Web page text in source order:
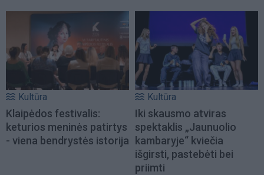
Kultūra
Klaipėdos festivalis:
keturios meninės patirtys
- viena bendrystės istorija
Kultūra
Iki skausmo atviras
spektaklis „Jaunuolio
kambaryje“ kviečia
išgirsti, pastebėti bei
priimti